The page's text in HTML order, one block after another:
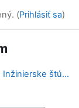
(Prihlásiť sa)
2. ročník - Inžinierske štúdium